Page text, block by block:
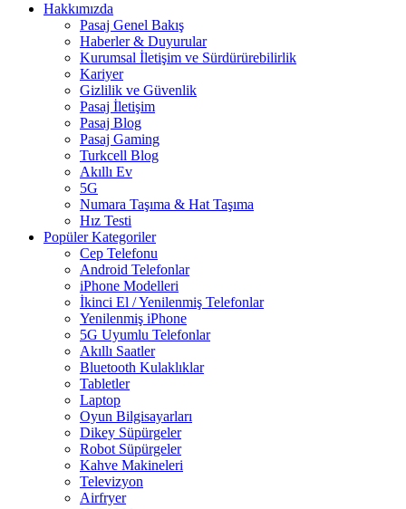
Hakkımızda
Pasaj Genel Bakış
Haberler & Duyurular
Kurumsal İletişim ve Sürdürürebilirlik
Kariyer
Gizlilik ve Güvenlik
Pasaj İletişim
Pasaj Blog
Pasaj Gaming
Turkcell Blog
Akıllı Ev
5G
Numara Taşıma & Hat Taşıma
Hız Testi
Popüler Kategoriler
Cep Telefonu
Android Telefonlar
iPhone Modelleri
İkinci El / Yenilenmiş Telefonlar
Yenilenmiş iPhone
5G Uyumlu Telefonlar
Akıllı Saatler
Bluetooth Kulaklıklar
Tabletler
Laptop
Oyun Bilgisayarları
Dikey Süpürgeler
Robot Süpürgeler
Kahve Makineleri
Televizyon
Airfryer